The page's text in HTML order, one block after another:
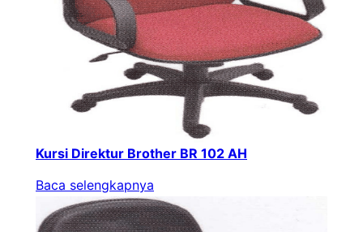
Kursi Direktur Brother BR 102 AH
Baca selengkapnya